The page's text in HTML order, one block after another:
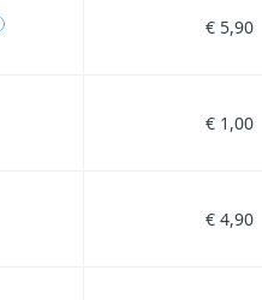
€ 5,90
€ 1,00
€ 4,90